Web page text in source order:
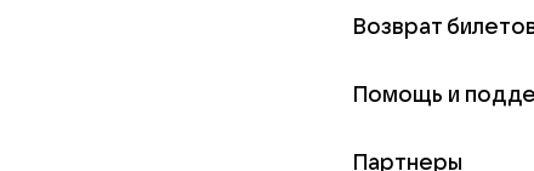
Возврат
Помощь и
Партнеры